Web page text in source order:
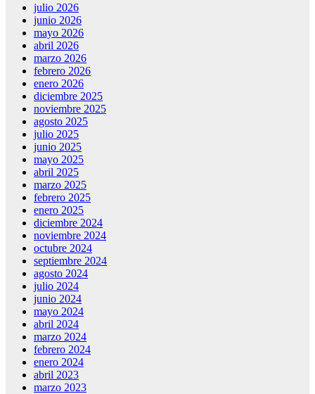
julio 2026
junio 2026
mayo 2026
abril 2026
marzo 2026
febrero 2026
enero 2026
diciembre 2025
noviembre 2025
agosto 2025
julio 2025
junio 2025
mayo 2025
abril 2025
marzo 2025
febrero 2025
enero 2025
diciembre 2024
noviembre 2024
octubre 2024
septiembre 2024
agosto 2024
julio 2024
junio 2024
mayo 2024
abril 2024
marzo 2024
febrero 2024
enero 2024
abril 2023
marzo 2023